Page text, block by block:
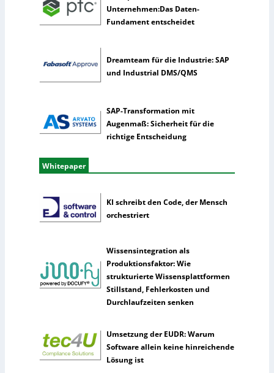
l
z
Unternehmen:Das Daten-
Fundament entscheidet
Dreamteam für die Industrie: SAP
und Industrial DMS/QMS
SAP-Transformation mit
Augenmaß: Sicherheit für die
richtige Entscheidung
Whitepaper
KI schreibt den Code, der Mensch
orchestriert
Wissensintegration als
Produktionsfaktor: Wie
strukturierte Wissensplattformen
Stillstand, Fehlerkosten und
Durchlaufzeiten senken
Umsetzung der EUDR: Warum
Software allein keine hinreichende
Lösung ist